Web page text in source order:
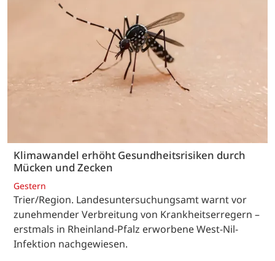
Klimawandel erhöht Gesundheitsrisiken durch
Mücken und Zecken
Gestern
Trier/Region. Landesuntersuchungsamt warnt vor
zunehmender Verbreitung von Krankheitserregern –
erstmals in Rheinland-Pfalz erworbene West-Nil-
Infektion nachgewiesen.